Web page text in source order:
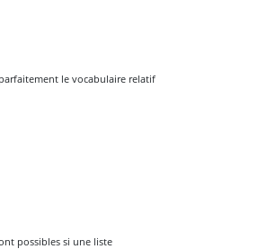
le vocabulaire relatif
possibles si une liste